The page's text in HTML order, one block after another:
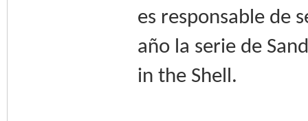
es responsable de
año la serie de
in the Shell.